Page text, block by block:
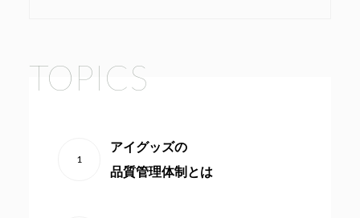
TOPICS
1
アイグッズの
品質管理体制とは